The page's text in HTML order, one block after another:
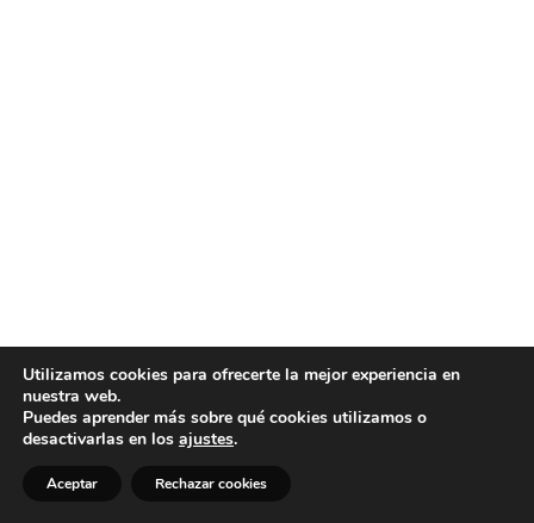
Utilizamos cookies para ofrecerte la mejor experiencia en
nuestra web.
Puedes aprender más sobre qué cookies utilizamos o
desactivarlas en los ajustes.
Aceptar Rechazar cookies